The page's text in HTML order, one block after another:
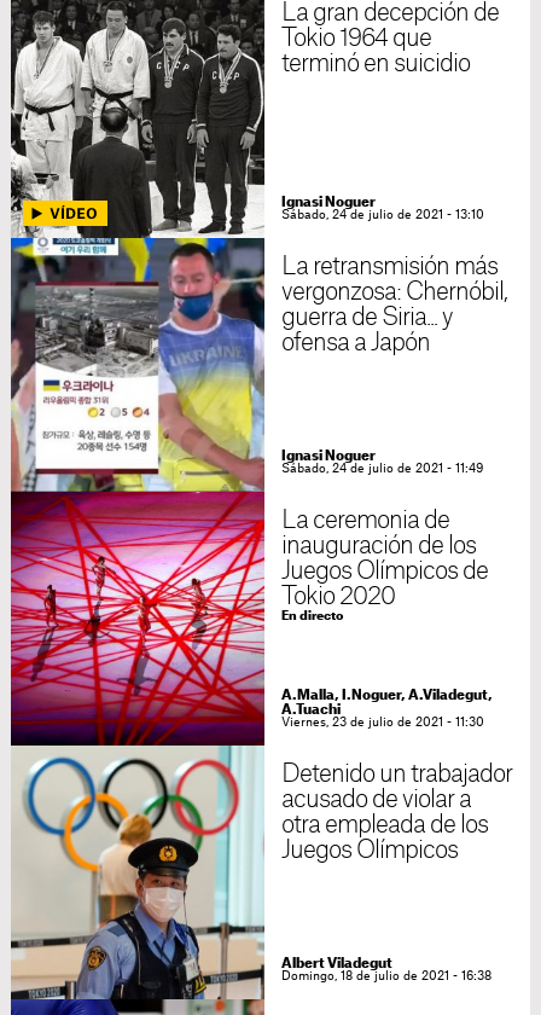
La gran decepción de
Tokio 1964 que
terminó en suicidio
Ignasi Noguer
Sábado, 24 de julio de 2021 - 13:10
La retransmisión más
vergonzosa: Chernóbil,
guerra de Siria... y
ofensa a Japón
Ignasi Noguer
Sábado, 24 de julio de 2021 - 11:49
La ceremonia de
inauguración de los
Juegos Olímpicos de
Tokio 2020
En directo
A.Malla, I.Noguer, A.Viladegut,
A.Tuachi
Viernes, 23 de julio de 2021 - 11:30
Detenido un trabajador
acusado de violar a
otra empleada de los
Juegos Olímpicos
Albert Viladegut
Domingo, 18 de julio de 2021 - 16:38